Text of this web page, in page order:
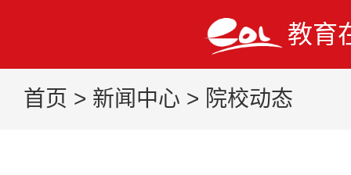
教育
首页 > 新闻中心 > 院校动态